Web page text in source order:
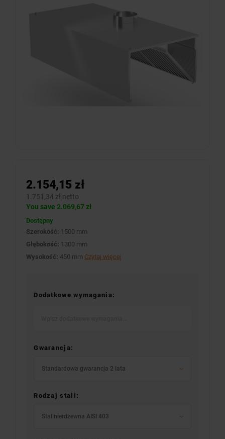
2.154,15 zł
1.751,34 zł netto
You save 2.069,67 zł
Dostępny
Szerokość: 1500 mm
Głębokość: 1300 mm
Wysokość: 450 mm Czytaj więcej
Dodatkowe wymagania:
Gwarancja:
Standardowa gwarancja 2 lata
Rodzaj stali:
Stal nierdzewna AISI 403